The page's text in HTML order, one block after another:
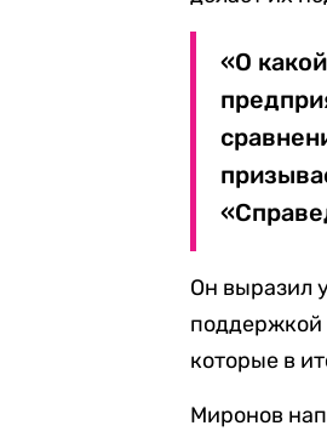
«О
Он выразил
поддержкой
которые в
Миронов